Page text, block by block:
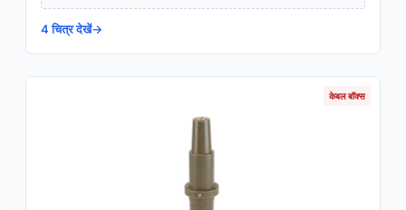
4 चित्र देखें
केबल बॉक्स